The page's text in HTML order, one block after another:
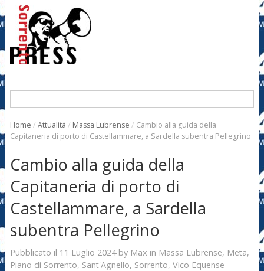
Home / Attualità / Massa Lubrense / Cambio alla guida della
Capitaneria di porto di Castellammare, a Sardella subentra Pellegrino
Cambio alla guida della
Capitaneria di porto di
Castellammare, a Sardella
subentra Pellegrino
Pubblicato il 11 Luglio 2024by Max in Massa Lubrense, Meta,
Piano di Sorrento, Sant'Agnello, Sorrento, Vico Equense